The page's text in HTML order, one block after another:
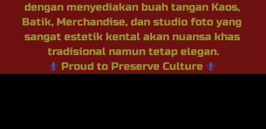
dengan menyediakan buah tangan Kaos,
Batik, Merchandise, dan studio foto yang
sangat estetik kental akan nuansa khas
tradisional namun tetap elegan.
Proud to Preserve Culture